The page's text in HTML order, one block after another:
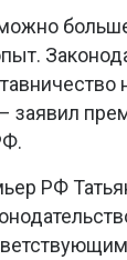
заявил
РФ